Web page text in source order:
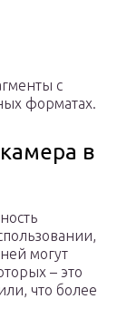
с
форматах.
в
могут
– это
что более